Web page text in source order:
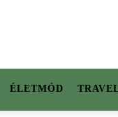
ÉLETMÓD